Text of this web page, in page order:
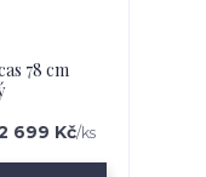
78 cm
699 Kč/ks